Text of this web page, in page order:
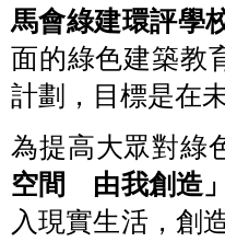
可
持
續
發
展
論
2023」。
Kong
2023
創
新
峰
會
的
策
略
伙
伴。
辦
富
啟
發
性
的
議。
馬會綠建環評學
面的綠色建築教
計劃，目標是在
為提高大眾對綠
空間 由我創造
入現實生活，創